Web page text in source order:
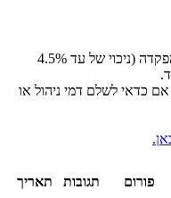
בכל מקרה, סכום שנותן לך הטבה ממס בהפקדה (ניכוי של עד 4.5%
כדאי לשלם דמי ניהול או
פורום תגובות תאריך